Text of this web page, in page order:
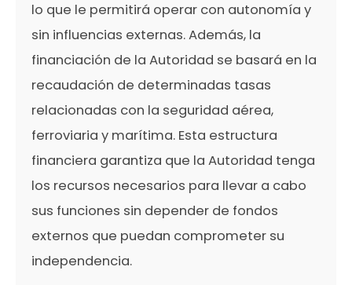
lo que le permitirá operar con autonomía y
sin influencias externas. Además, la
financiación de la Autoridad se basará en la
recaudación de determinadas tasas
relacionadas con la seguridad aérea,
ferroviaria y marítima. Esta estructura
financiera garantiza que la Autoridad tenga
los recursos necesarios para llevar a cabo
sus funciones sin depender de fondos
externos que puedan comprometer su
independencia.